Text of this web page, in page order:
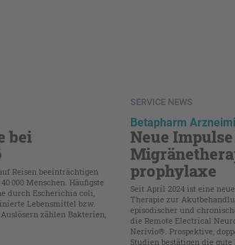
bei
Reisen beeinträchtigen
000 Menschen. Häufigste
durch Escherichia coli,
Lebensmittel bzw.
zählen Bakterien,
SERVICE NEWS
Betapharm
Neue
prophylaxe
Seit April 2024 ist eine
Therapie zur
episodischer und
die Remote Electrical
Nerivio®. Prospektive,
Studien bestätigen die